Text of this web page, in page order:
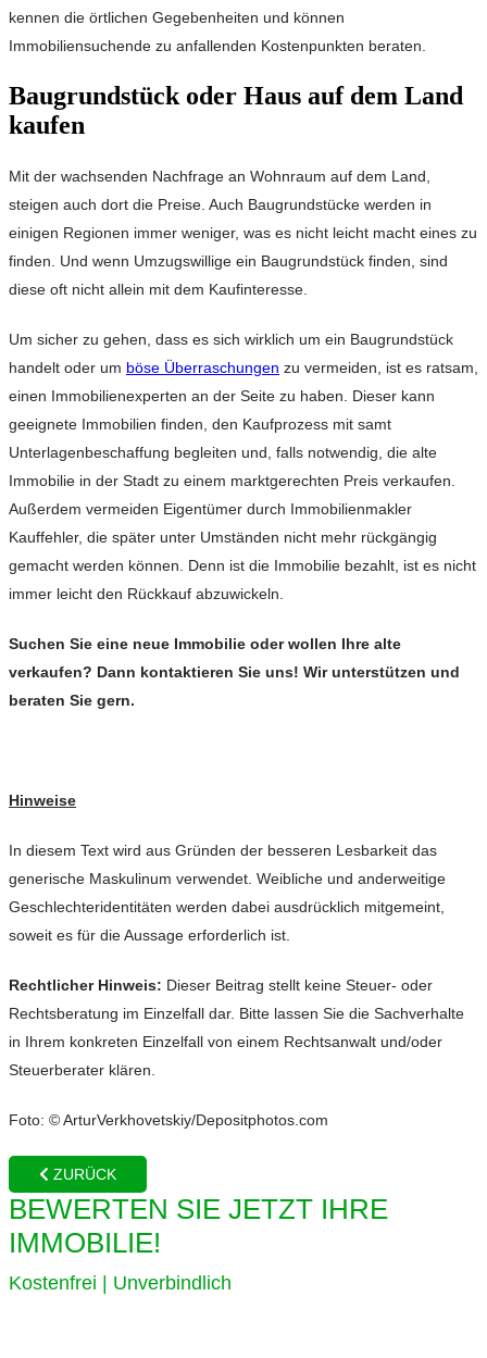
kennen die örtlichen Gegebenheiten und können
Immobiliensuchende zu anfallenden Kostenpunkten beraten.
Baugrundstück oder Haus auf dem Land
kaufen
Mit der wachsenden Nachfrage an Wohnraum auf dem Land,
steigen auch dort die Preise. Auch Baugrundstücke werden in
einigen Regionen immer weniger, was es nicht leicht macht eines zu
finden. Und wenn Umzugswillige ein Baugrundstück finden, sind
diese oft nicht allein mit dem Kaufinteresse.
Um sicher zu gehen, dass es sich wirklich um ein Baugrundstück
handelt oder um böse Überraschungen zu vermeiden, ist es ratsam,
einen Immobilienexperten an der Seite zu haben. Dieser kann
geeignete Immobilien finden, den Kaufprozess mit samt
Unterlagenbeschaffung begleiten und, falls notwendig, die alte
Immobilie in der Stadt zu einem marktgerechten Preis verkaufen.
Außerdem vermeiden Eigentümer durch Immobilienmakler
Kauffehler, die später unter Umständen nicht mehr rückgängig
gemacht werden können. Denn ist die Immobilie bezahlt, ist es nicht
immer leicht den Rückkauf abzuwickeln.
Suchen Sie eine neue Immobilie oder wollen Ihre alte
verkaufen? Dann kontaktieren Sie uns! Wir unterstützen und
beraten Sie gern.
Hinweise
In diesem Text wird aus Gründen der besseren Lesbarkeit das
generische Maskulinum verwendet. Weibliche und anderweitige
Geschlechteridentitäten werden dabei ausdrücklich mitgemeint,
soweit es für die Aussage erforderlich ist.
Rechtlicher Hinweis: Dieser Beitrag stellt keine Steuer- oder
Rechtsberatung im Einzelfall dar. Bitte lassen Sie die Sachverhalte
in Ihrem konkreten Einzelfall von einem Rechtsanwalt und/oder
Steuerberater klären.
Foto: © ArturVerkhovetskiy/Depositphotos.com
ZURÜCK
BEWERTEN SIE JETZT IHRE
IMMOBILIE!
Kostenfrei | Unverbindlich